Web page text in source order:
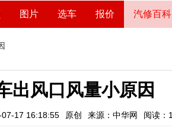
图片 选车 报价 汽修百科
出风口风量小原因
17 16:18:55 原创 来源：中华网 阅读：